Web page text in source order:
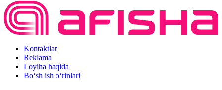
Kontaktlar
Reklama
Loyiha haqida
Bo‘sh ish o‘rinlari